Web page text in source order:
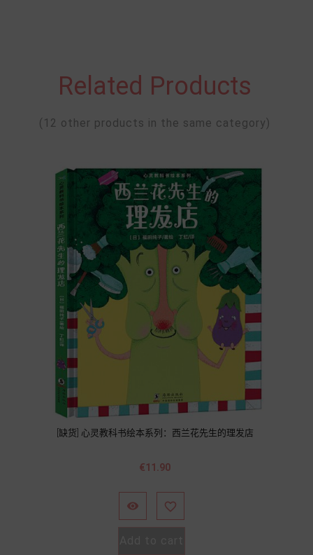
Related Products
(12 other products in the same category)
[缺货] 心灵教科书绘本系列：西兰花先生的理发店
Price
€11.90
 